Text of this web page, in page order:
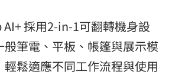
採用2-in-1可翻轉機身設
筆電、平板、帳篷與展示模
鬆適應不同工作流程與使用